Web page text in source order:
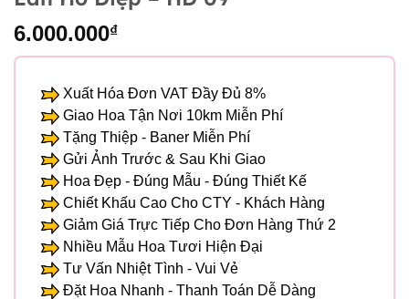
6.000.000₫
Xuất Hóa Đơn VAT Đầy Đủ 8%
Giao Hoa Tận Nơi 10km Miễn Phí
Tặng Thiệp - Baner Miễn Phí
Gửi Ảnh Trước & Sau Khi Giao
Hoa Đẹp - Đúng Mẫu - Đúng Thiết Kế
Chiết Khấu Cao Cho CTY - Khách Hàng
Giảm Giá Trực Tiếp Cho Đơn Hàng Thứ 2
Nhiều Mẫu Hoa Tươi Hiện Đại
Tư Vấn Nhiệt Tình - Vui Vẻ
Đặt Hoa Nhanh - Thanh Toán Dễ Dàng